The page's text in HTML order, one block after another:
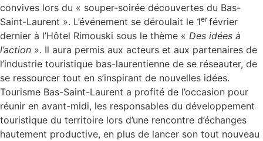
convives lors du « souper-soirée découvertes du Bas-
Saint-Laurent ». L’événement se déroulait le 1erfévrier
dernier à l’Hôtel Rimouski sous le thème « Des idées à
l’action ». Il aura permis aux acteurs et aux partenaires de
l’industrie touristique bas-laurentienne de se réseauter, de
se ressourcer tout en s’inspirant de nouvelles idées.
Tourisme Bas-Saint-Laurent a profité de l’occasion pour
réunir en avant-midi, les responsables du développement
touristique du territoire lors d’une rencontre d’échanges
hautement productive, en plus de lancer son tout nouveau